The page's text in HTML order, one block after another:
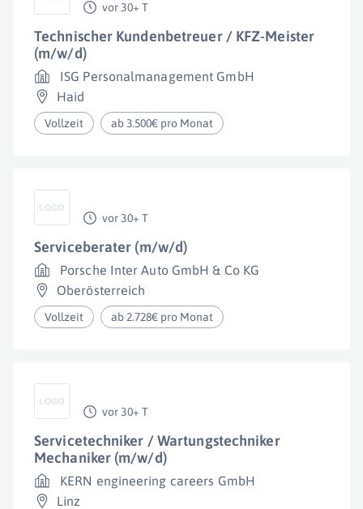
vor 30+ T
Technischer Kundenbetreuer / KFZ-Meister
(m/w/d)
ISG Personalmanagement GmbH
Haid
Vollzeit ab 3.500€ pro Monat
vor 30+ T
Serviceberater (m/w/d)
Porsche Inter Auto GmbH & Co KG
Oberösterreich
Vollzeit ab 2.728€ pro Monat
vor 30+ T
Servicetechniker / Wartungstechniker
Mechaniker (m/w/d)
KERN engineering careers GmbH
Linz